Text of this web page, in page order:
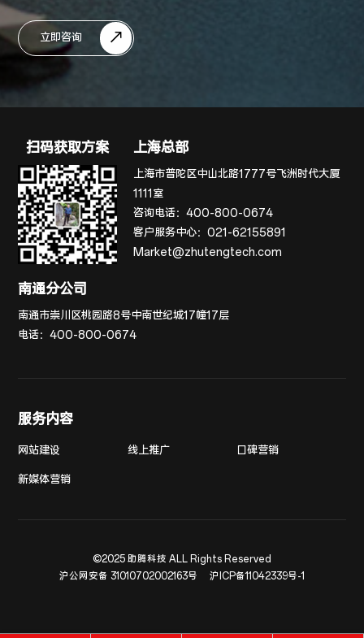
立即咨询
扫码获取方案 上海总部
上海市普陀区中山北路1777号飞洲时代大厦
1111室
咨询电话：400-800-0674
客户服务中心：021-62155891
Market@zhutengtech.com
南通分公司
南通市崇川区桃园路8号中南世纪城17幢17层
电话：400-800-0674
服务内容
网站建设 线上推广 口碑营销
新媒体营销
©2025 助腾科技 ALL Rights Reserved
沪公网安备 31010702002163号
沪ICP备11042339号-1